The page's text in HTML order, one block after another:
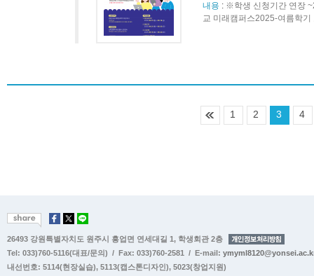
내용 : ※학생 신청기간 연장
교 미래캠퍼스2025-여름학
1 2 3 4
26493 강원특별자치도 원주시 흥업면 연세대길 1, 학생회관 2층
Tel: 033)760-5116(대표/문의) / Fax: 033)760-2581 / E-mail:
내선번호: 5114(현장실습), 5113(캡스톤디자인), 5023(창업지원)